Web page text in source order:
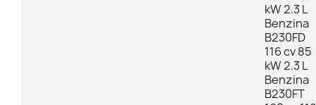
kW 2.3 L
Benzina
B230FD
116 cv 85
kW 2.3 L
Benzina
B230FT